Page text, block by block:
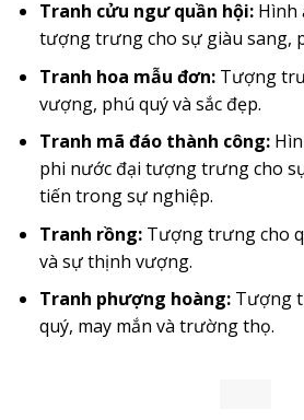
Tranh cửu ngư quần hội:Hình
tượng trưng cho sự giàu sang,
Tranh hoa mẫu đơn:Tượng
vượng, phú quý và sắc đẹp.
Tranh mã đáo thành công:
phi nước đại tượng trưng cho
tiến trong sự nghiệp.
Tranh rồng:Tượng trưng cho
và sự thịnh vượng.
Tranh phượng hoàng:Tượng
quý, may mắn và trường thọ.